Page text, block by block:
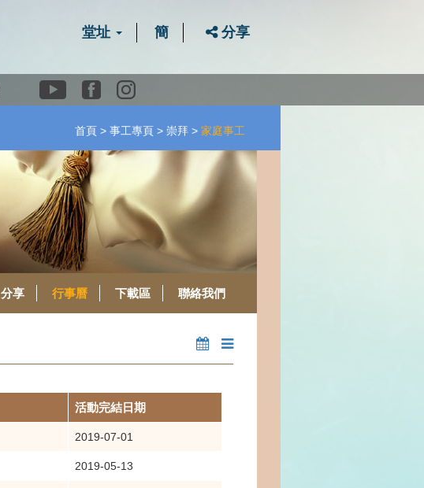
堂址 簡 分享
YoutubeFacebook
首頁 事工專頁 崇拜 家庭事工
分享 行事曆 下載區 聯絡我們
活動完結日期
2019-07-01
2019-05-13